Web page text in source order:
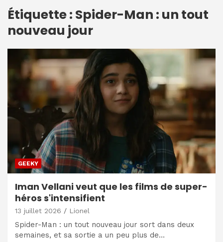
Étiquette : Spider-Man : un tout
nouveau jour
GEEKY
Iman Vellani veut que les films de super-
héros s'intensifient
13 juillet 2026 Lionel
Spider-Man : un tout nouveau jour sort dans deux
semaines, et sa sortie a un peu plus de…